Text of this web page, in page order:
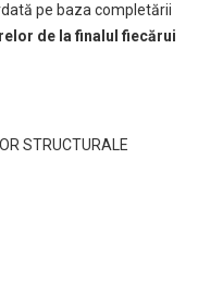
pe baza completării
de la finalul fiecărui
STRUCTURALE